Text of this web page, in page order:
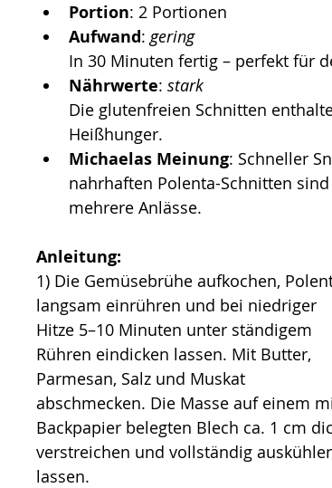
Portion: 2 Portionen
Aufwand: gering
In 30 Minuten fertig – perfekt für
Nährwerte: stark
Die glutenfreien Schnitten
Heißhunger.
Michaelas Meinung: Schneller
nahrhaften Polenta-Schnitten
mehrere Anlässe.
Anleitung:
1) Die Gemüsebrühe aufkochen,
langsam einrühren und bei niedriger
Hitze 5–10 Minuten unter ständigem
Rühren eindicken lassen. Mit Butter,
Parmesan, Salz und Muskat
abschmecken. Die Masse auf einem
Backpapier belegten Blech ca. 1 cm
verstreichen und vollständig
lassen.